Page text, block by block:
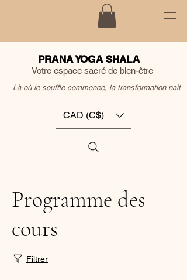
PRANA YOGA SHALA
Votre espace sacré de bien-être
Là où le souffle commence, la transformation naît
CAD (C$)
Programme des
cours
Filtrer